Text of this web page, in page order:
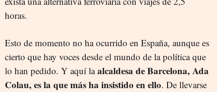
horas.
Esto de momento no ha ocurrido en España, aunque es
cierto que hay voces desde el mundo de la política que
lo han pedido. Y aquí laalcaldesa de Barcelona, Ada
Colau, es la que más ha insistido en ello. De llevarse